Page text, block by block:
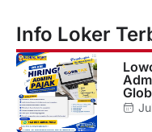
Info Loker